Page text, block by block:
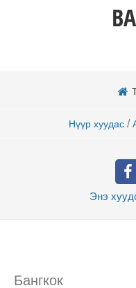
Нүүр хуудас /
Энэ
Бангкок